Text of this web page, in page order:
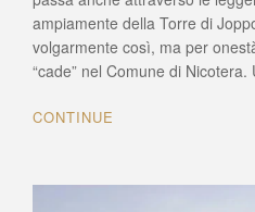
ampiamente della Torre di
volgarmente così, ma per
“cade” nel Comune di
CONTINUE